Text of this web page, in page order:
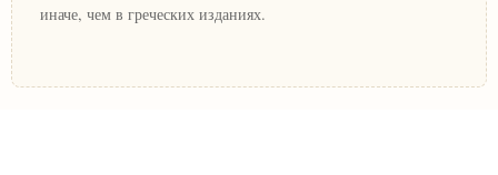
иначе, чем в греческих изданиях.